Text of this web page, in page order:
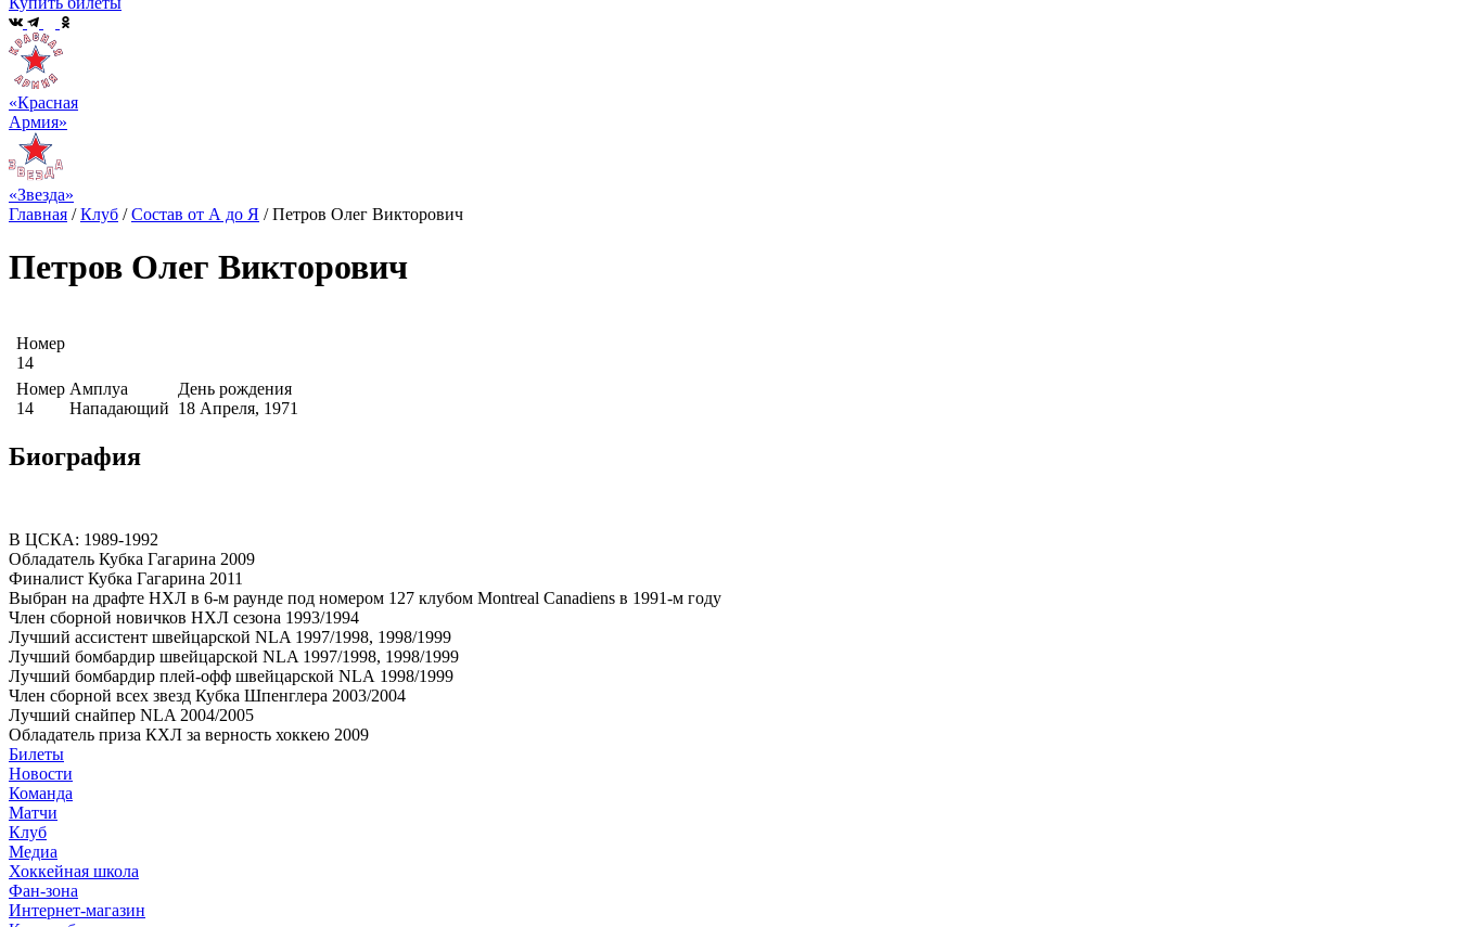
«Красная
Армия»
«Звезда»
Главная /Клуб /Состав от А до Я /Петров Олег Викторович
Петров Олег Викторович
Номер
14
Номер
14
Амплуа
Нападающий
День рождения
18 Апреля, 1971
Биография
В ЦСКА: 1989-1992
Обладатель Кубка Гагарина 2009
Финалист Кубка Гагарина 2011
Выбран на драфте НХЛ в 6-м раунде под номером 127 клубом Montreal Canadiens в 1991-м году
Член сборной новичков НХЛ сезона 1993/1994
Лучший ассистент швейцарской NLA 1997/1998, 1998/1999
Лучший бомбардир швейцарской NLA 1997/1998, 1998/1999
Лучший бомбардир плей-офф швейцарской NLA 1998/1999
Член сборной всех звезд Кубка Шпенглера 2003/2004
Лучший снайпер NLA 2004/2005
Обладатель приза КХЛ за верность хоккею 2009
Билеты
Новости
Команда
Матчи
Клуб
Медиа
Хоккейная школа
Фан-зона
Интернет-магазин